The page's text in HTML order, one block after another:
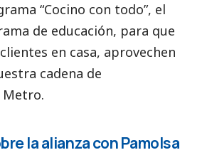
“Cocino con todo”, el
de educación, para que
en casa, aprovechen
cadena de
Metro.
la alianza con Pamolsa